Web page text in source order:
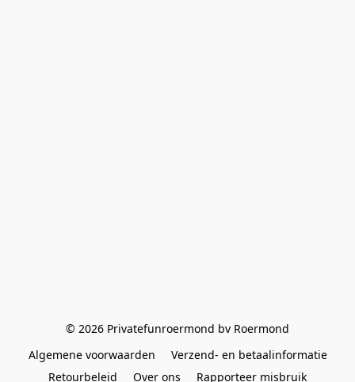
© 2026 Privatefunroermond bv Roermond
Algemene voorwaarden
Verzend- en betaalinformatie
Retourbeleid
Over ons Rapporteer misbruik